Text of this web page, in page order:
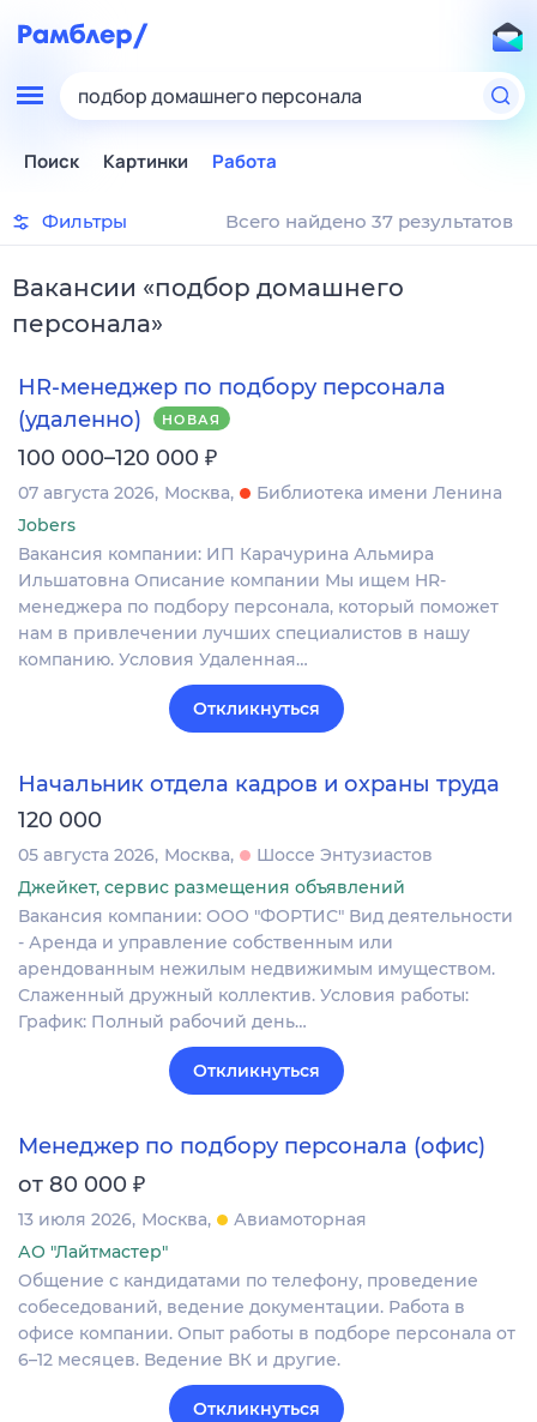
подбор домашнего персонала
Поиск Картинки Работа
Фильтры Всего найдено 37 результатов
Вакансии «подбор домашнего
персонала»
HR-менеджер по подбору персонала
(удаленно)
НОВАЯ
100 000–120 000 ₽
07 августа 2026 Москва
Библиотека имени Ленина
Jobers
Вакансия компании: ИП Карачурина Альмира
Ильшатовна Описание компании Мы ищем HR-
менеджера по подбору персонала, который поможет
нам в привлечении лучших специалистов в нашу
компанию. Условия Удаленная…
Откликнуться
Начальник отдела кадров и охраны труда
120 000
05 августа 2026 Москва
Шоссе Энтузиастов
Джейкет, сервис размещения объявлений
Вакансия компании: ООО "ФОРТИС" Вид деятельности
- Аренда и управление собственным или
арендованным нежилым недвижимым имуществом.
Слаженный дружный коллектив. Условия работы:
График: Полный рабочий день…
Откликнуться
Менеджер по подбору персонала (офис)
от 80 000 ₽
13 июля 2026 Москва
Авиамоторная
АО "Лайтмастер"
Общение с кандидатами по телефону, проведение
собеседований, ведение документации. Работа в
офисе компании. Опыт работы в подборе персонала от
6–12 месяцев. Ведение ВК и другие.
Откликнуться